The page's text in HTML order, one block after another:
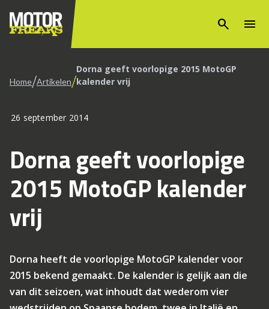
search menu
Home/Artikelen/Dorna geeft voorlopige 2015 MotoGP
kalender vrij
26 september 2014
Dorna geeft voorlopige
2015 MotoGP kalender
vrij
Dorna heeft de voorlopige MotoGP kalender voor
2015 bekend gemaakt. De kalender is gelijk aan die
van dit seizoen, wat inhoudt dat wederom vier